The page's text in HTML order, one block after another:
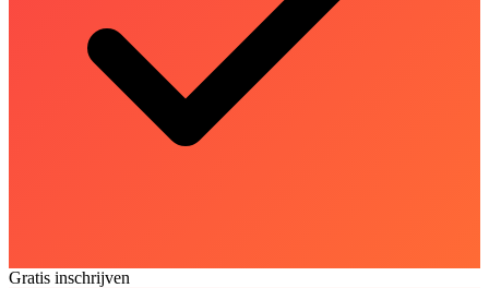
Gratis inschrijven